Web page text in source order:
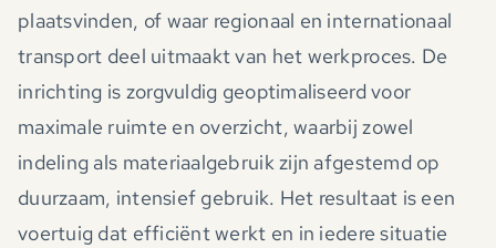
plaatsvinden, of waar regionaal en internationaal
transport deel uitmaakt van het werkproces. De
inrichting is zorgvuldig geoptimaliseerd voor
maximale ruimte en overzicht, waarbij zowel
indeling als materiaalgebruik zijn afgestemd op
duurzaam, intensief gebruik. Het resultaat is een
voertuig dat efficiënt werkt en in iedere situatie